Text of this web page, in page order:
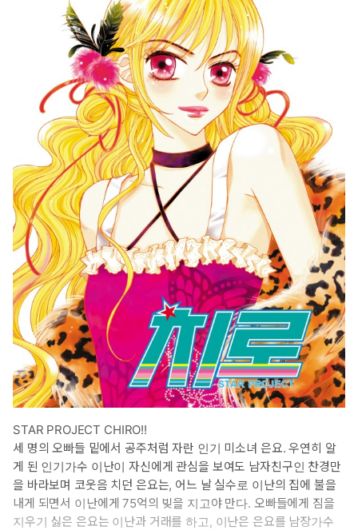
STAR PROJECT CHIRO!!
세 명의 오빠들 밑에서 공주처럼 자란 인기 미소녀 은요. 우연히 알
게 된 인기가수 이난이 자신에게 관심을 보여도 남자친구인 찬경만
을 바라보며 코웃음 치던 은요는, 어느 날 실수로 이난의 집에 불을
내게 되면서 이난에게 75억의 빚을 지고야 만다. 오빠들에게 짐을
지우기 싫은 은요는 이난과 거래를 하고, 이난은 은요를 남장가수